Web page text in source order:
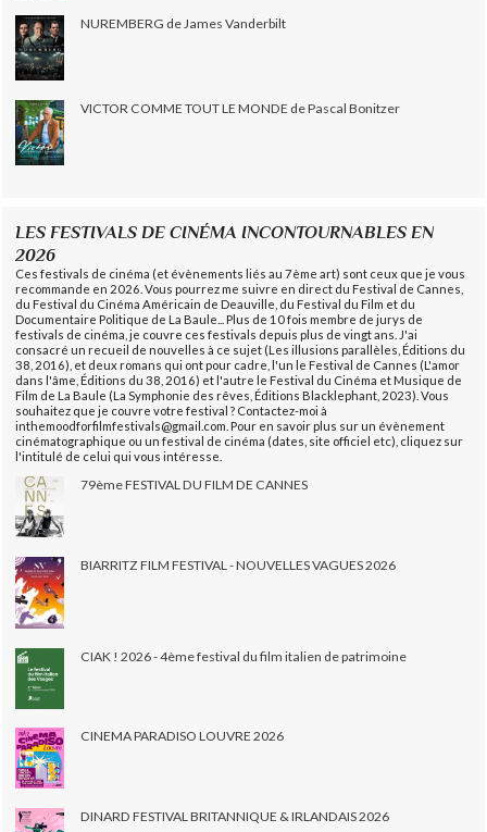
NUREMBERG de James Vanderbilt
VICTOR COMME TOUT LE MONDE de Pascal Bonitzer
LES FESTIVALS DE CINÉMA INCONTOURNABLES EN
2026
Ces festivals de cinéma (et évènements liés au 7ème art) sont ceux que je vous
recommande en 2026. Vous pourrez me suivre en direct du Festival de Cannes,
du Festival du Cinéma Américain de Deauville, du Festival du Film et du
Documentaire Politique de La Baule... Plus de 10 fois membre de jurys de
festivals de cinéma, je couvre ces festivals depuis plus de vingt ans. J'ai
consacré un recueil de nouvelles à ce sujet (Les illusions parallèles, Éditions du
38, 2016), et deux romans qui ont pour cadre, l'un le Festival de Cannes (L'amor
dans l'âme, Éditions du 38, 2016) et l'autre le Festival du Cinéma et Musique de
Film de La Baule (La Symphonie des rêves, Éditions Blacklephant, 2023). Vous
souhaitez que je couvre votre festival ? Contactez-moi à
inthemoodforfilmfestivals@gmail.com. Pour en savoir plus sur un évènement
cinématographique ou un festival de cinéma (dates, site officiel etc), cliquez sur
l'intitulé de celui qui vous intéresse.
79ème FESTIVAL DU FILM DE CANNES
BIARRITZ FILM FESTIVAL - NOUVELLES VAGUES 2026
CIAK ! 2026 - 4ème festival du film italien de patrimoine
CINEMA PARADISO LOUVRE 2026
DINARD FESTIVAL BRITANNIQUE & IRLANDAIS 2026